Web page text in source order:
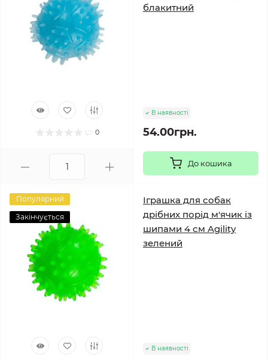
0
блакитний
В наявності
54.00грн.
До кошика
Популярний
Закінчується
Іграшка для собак
дрібних порід м'ячик із
шипами 4 см Agility
зелений
В наявності